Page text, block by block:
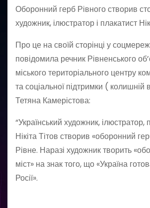
Оборонний герб Рівного створив
художник, ілюстратор і плакатист
Про це на своїй сторінці у
повідомила речник Рівненського
міського територіального центру
та соціальної підтримки ( колишній
Тетяна Камерістова:
“Український художник, ілюстратор,
Нікіта Тітов створив «оборонний
Рівне. Наразі художник творить
міст» на знак того, що «Україна
Росії».